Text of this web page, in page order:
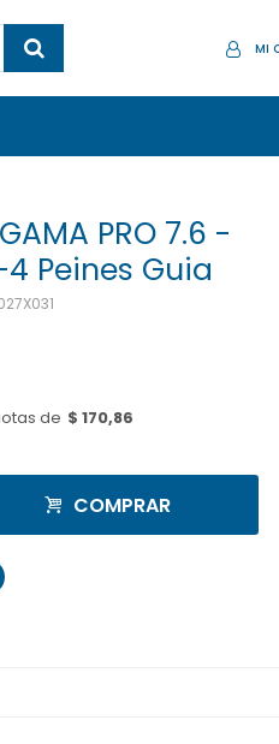
PRO 7.6 -
Peines Guia
de $ 170,86
COMPRAR